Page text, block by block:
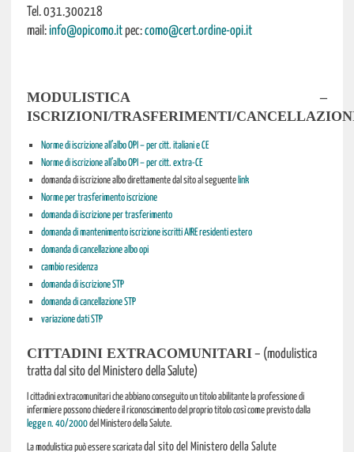
Tel. 031.300218
mail:info@opicomo.itpec:como@cert.ordine-opi.it
MODULISTICA –
ISCRIZIONI/TRASFERIMENTI/
Norme di iscrizione all’albo OPI – per citt. italiani e CE
Norme di iscrizione all’albo OPI – per citt. extra-CE
domanda di iscrizione albo direttamente dal sito al seguente link
Norme per trasferimento iscrizione
domanda di iscrizione per trasferimento
domanda di mantenimento iscrizione iscritti AIRE residenti estero
domanda di cancellazione albo opi
cambio residenza
domanda di iscrizione STP
domanda di cancellazione STP
variazione dati STP
CITTADINI EXTRACOMUNITARI– (modulistica
tratta dal sito del Ministero della Salute)
I cittadini extracomunitari che abbiano conseguito un titolo abilitante la professione di
infermiere possono chiedere il riconoscimento del proprio titolo così come previsto dalla
legge n. 40/2000del Ministero della Salute.
La modulistica può essere scaricatadal sito del Ministero della Salute